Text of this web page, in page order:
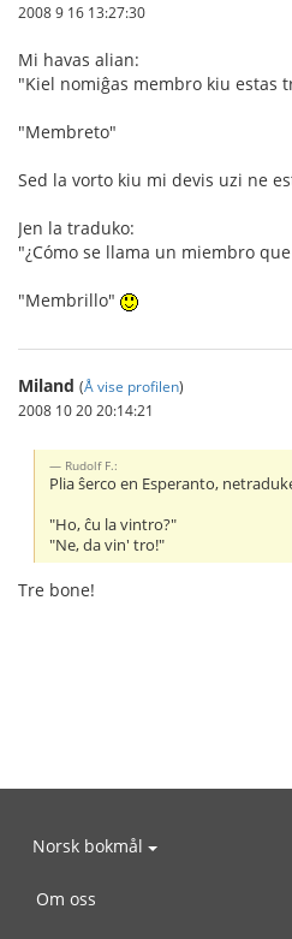
2008 9 16 13:27:30
Mi havas alian:
"Kiel nomiĝas membro kiu estas
"Membreto"
Sed la vorto kiu mi devis uzi ne
Jen la traduko:
"¿Cómo se llama un miembro
"Membrillo"
Miland (Å vise profilen)
2008 10 20 20:14:21
Rudolf F.:
Plia ŝerco en Esperanto,
"Ho, ĉu la vintro?"
"Ne, da vin' tro!"
Tre bone!
Norsk bokmål
Om oss